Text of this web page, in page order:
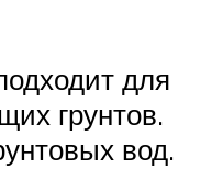
для
грунтов.
вод.